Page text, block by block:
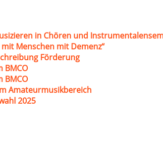
in Chören und
Menschen mit Demenz“
Förderung
BMCO
BMCO
Amateurmusikbereich
2025